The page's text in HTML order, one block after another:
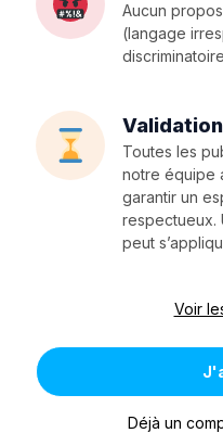
Aucun
(langage
Validation
Toutes les
notre équipe
garantir un
respectueux.
peut
Voir
Déjà un